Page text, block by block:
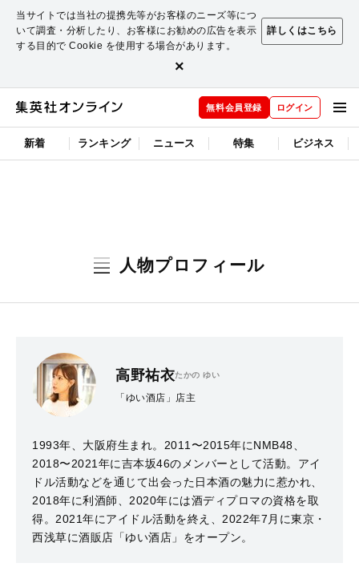
当サイトでは当社の提携先等がお客様のニーズ等につ
いて調査・分析したり、お客様にお勧めの広告を表示
する目的で Cookie を使用する場合があります。
詳しくはこちら
×
無料会員登録 ログイン
新着 ランキング ニュース 特集 ビジネス
人物プロフィール
高野祐衣たかの ゆい
「ゆい酒店」店主
1993年、大阪府生まれ。2011〜2015年にNMB48、
2018〜2021年に吉本坂46のメンバーとして活動。アイ
ドル活動などを通じて出会った日本酒の魅力に惹かれ、
2018年に利酒師、2020年には酒ディプロマの資格を取
得。2021年にアイドル活動を終え、2022年7月に東京・
西浅草に酒販店「ゆい酒店」をオープン。